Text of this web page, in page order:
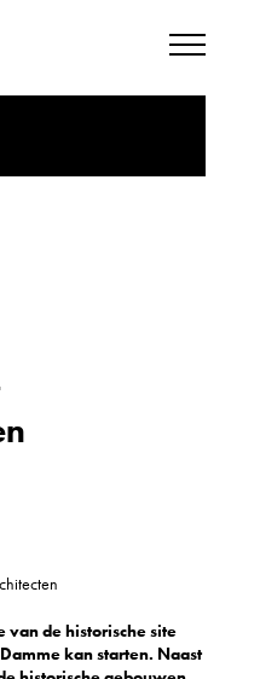
van de historische site
kan starten. Naast